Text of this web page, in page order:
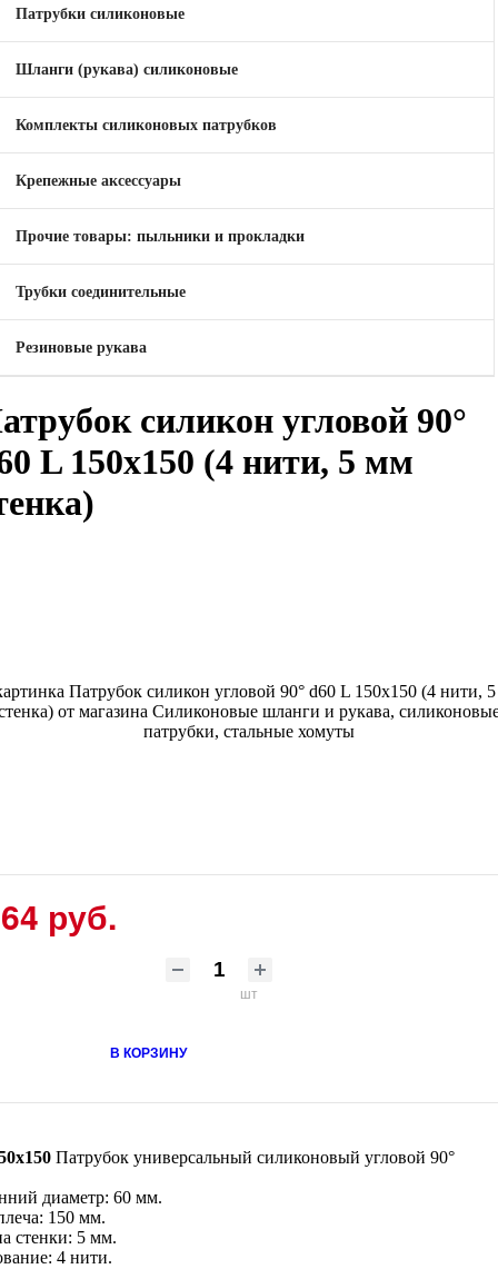
Патрубки силиконовые
Шланги (рукава) силиконовые
Комплекты силиконовых патрубков
Крепежные аксессуары
Прочие товары: пыльники и прокладки
Трубки соединительные
Резиновые рукава
силикон угловой 90°
L 150x150 (4 нити, 5 мм
руб.
шт
В КОРЗИНУ
Патрубок универсальный силиконовый угловой 90°
диаметр: 60 мм.
150 мм.
стенки: 5 мм.
4 нити.